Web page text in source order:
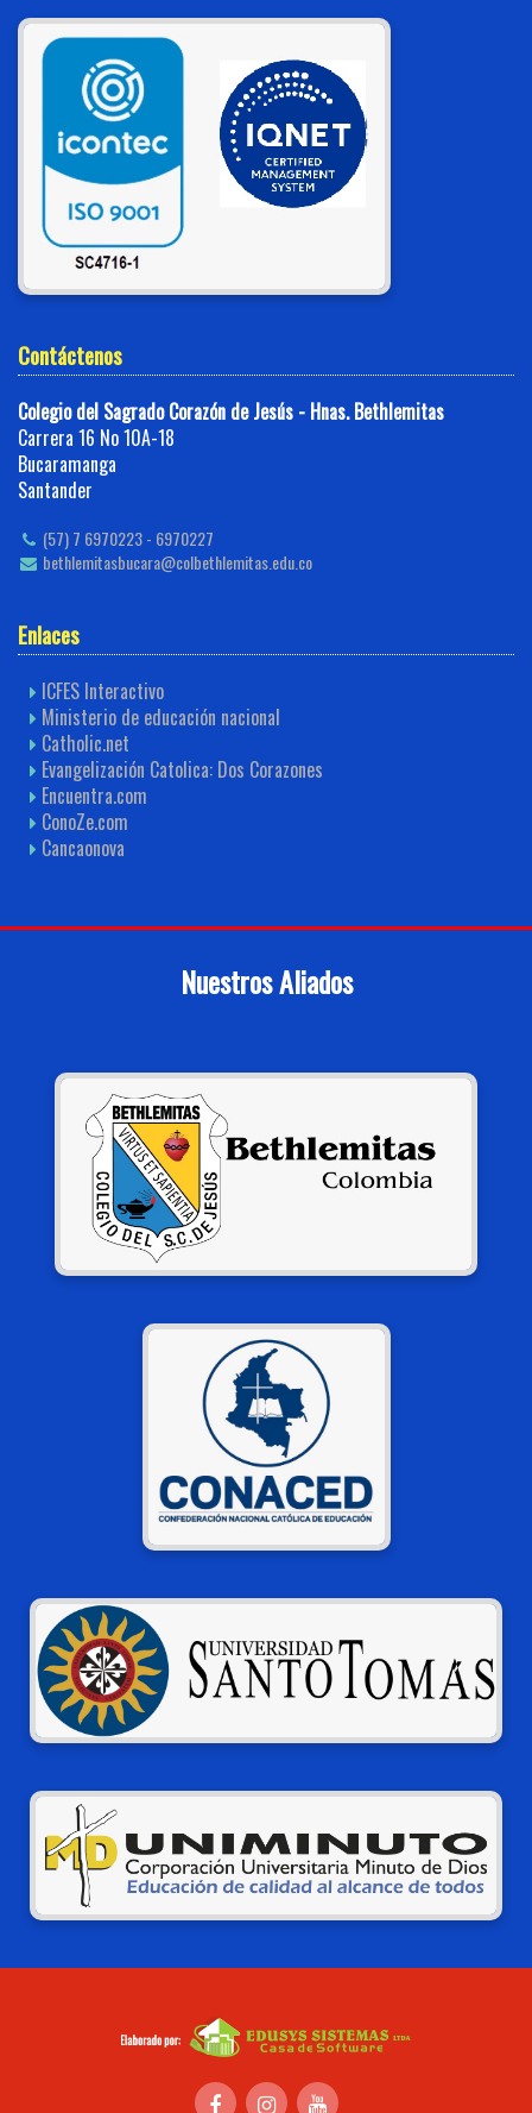
Contáctenos
Colegio del Sagrado Corazón de Jesús - Hnas. Bethlemitas
Carrera 16 No 10A-18
Bucaramanga
Santander
(57) 7 6970223 - 6970227
bethlemitasbucara@colbethlemitas.edu.co
Enlaces
ICFES Interactivo
Ministerio de educación nacional
Catholic.net
Evangelización Catolica: Dos Corazones
Encuentra.com
ConoZe.com
Cancaonova
Nuestros Aliados